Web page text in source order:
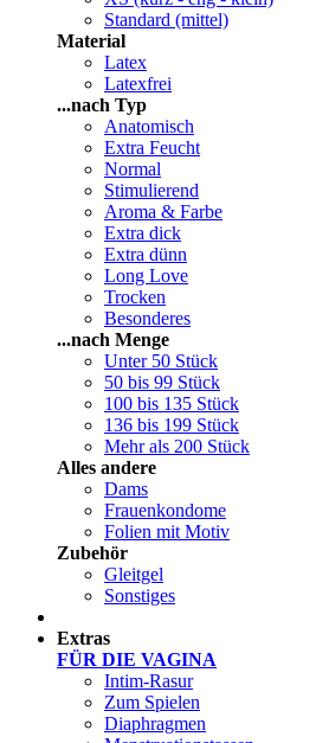
Standard (mittel)
Material
Latex
Latexfrei
...nach Typ
Anatomisch
Extra Feucht
Normal
Stimulierend
Aroma & Farbe
Extra dick
Extra dünn
Long Love
Trocken
Besonderes
...nach Menge
Unter 50 Stück
50 bis 99 Stück
100 bis 135 Stück
136 bis 199 Stück
Mehr als 200 Stück
Alles andere
Dams
Frauenkondome
Folien mit Motiv
Zubehör
Gleitgel
Sonstiges
Extras
FÜR DIE VAGINA
Intim-Rasur
Zum Spielen
Diaphragmen